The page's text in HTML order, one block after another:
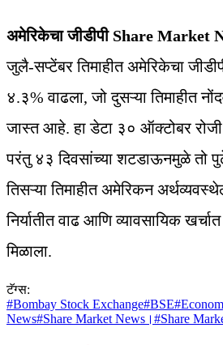
अमेरिकेचा जीडीपी Share Market
जुलै-सप्टेंबर तिमाहीत अमेरिकेचा
४.३% वाढला, जो दुसऱ्या तिमाहीत
जास्त आहे. हा डेटा ३० ऑक्टोबर रोजी
परंतु ४३ दिवसांच्या शटडाऊनमुळे तो
तिसऱ्या तिमाहीत अमेरिकन
निर्यातीत वाढ आणि व्यावसायिक
मिळाला.
टॅग्स:
#Bombay Stock Exchange#BSE#
News#Share Market News। #Share